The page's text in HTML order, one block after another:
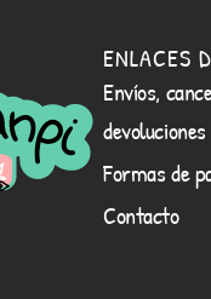
ENLACES
Envíos,
devoluciones
Formas de
Contacto